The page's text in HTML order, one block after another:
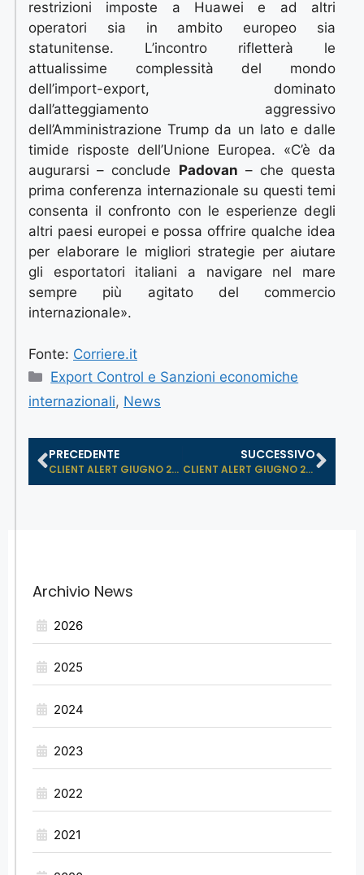
restrizioni imposte a Huawei e ad altri
operatori sia in ambito europeo sia
statunitense. L’incontro rifletterà le
attualissime complessità del mondo
dell’import-export, dominato
dall’atteggiamento aggressivo
dell’Amministrazione Trump da un lato e dalle
timide risposte dell’Unione Europea. «C’è da
augurarsi – conclude Padovan – che questa
prima conferenza internazionale su questi temi
consenta il confronto con le esperienze degli
altri paesi europei e possa offrire qualche idea
per elaborare le migliori strategie per aiutare
gli esportatori italiani a navigare nel mare
sempre più agitato del commercio
internazionale».
Fonte: Corriere.it
Export Control e Sanzioni economiche
internazionali, News
PRECEDENTE
CLIENT ALERT GIUGNO 2019: LAW N. 55...
SUCCESSIVO
CLIENT ALERT GIUGNO 2019: IL CONSIG...
Archivio News
2026
2025
2024
2023
2022
2021